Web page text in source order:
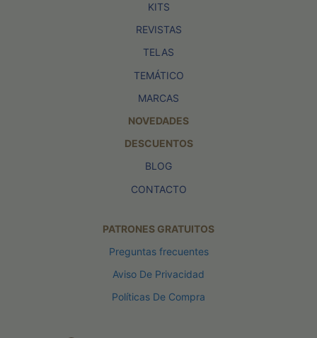
KITS
REVISTAS
TELAS
TEMÁTICO
MARCAS
NOVEDADES
DESCUENTOS
BLOG
CONTACTO
PATRONES GRATUITOS
Preguntas frecuentes
Aviso De Privacidad
Políticas De Compra